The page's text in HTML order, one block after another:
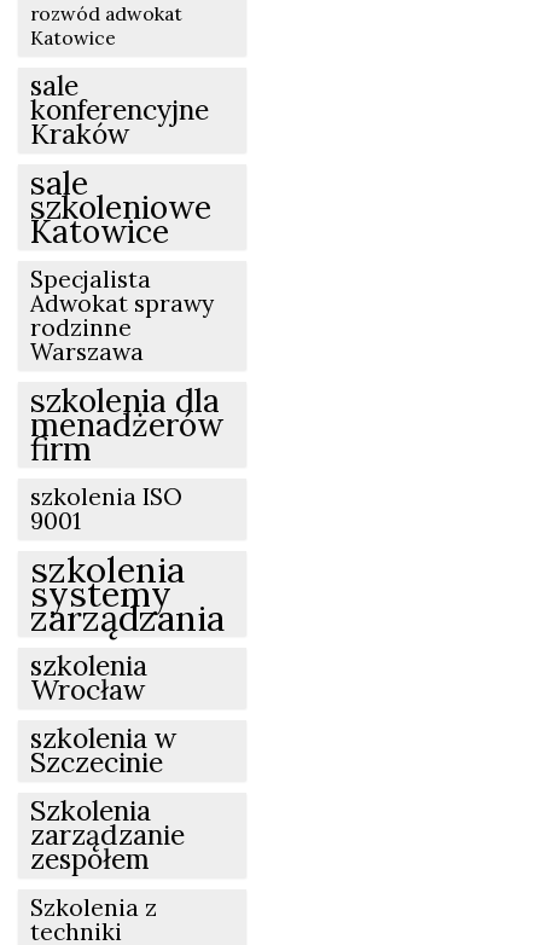
rozwód adwokat
Katowice
sale
konferencyjne
Kraków
sale
szkoleniowe
Katowice
Specjalista
Adwokat sprawy
rodzinne
Warszawa
szkolenia dla
menadżerów
firm
szkolenia ISO
9001
szkolenia
systemy
zarządzania
szkolenia
Wrocław
szkolenia w
Szczecinie
Szkolenia
zarządzanie
zespołem
Szkolenia z
techniki